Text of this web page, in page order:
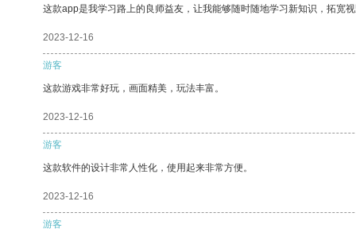
这款app是我学习路上的良师益友，让我能够随时随地学习新知识，拓宽
2023-12-16
游客
这款游戏非常好玩，画面精美，玩法丰富。
2023-12-16
游客
这款软件的设计非常人性化，使用起来非常方便。
2023-12-16
游客